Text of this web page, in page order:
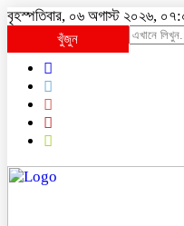
বৃহস্পতিবার, ০৬ অগাস্ট ২০২৬,
খুঁজুন